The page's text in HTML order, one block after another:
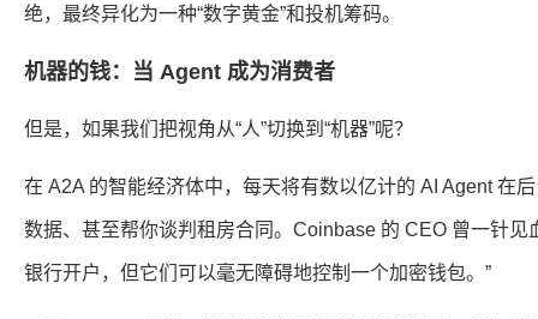
绝，最终异化为一种“数字黄金”和投机筹码。
机器的钱：当 Agent 成为消费者
但是，如果我们把视角从“人”切换到“机器”呢？
在 A2A 的智能经济体中，每天将有数以亿计的 AI Agent 在
数据、甚至帮你谈判租房合同。Coinbase 的 CEO 曾一针见
银行开户，但它们可以毫无障碍地控制一个加密钱包。”